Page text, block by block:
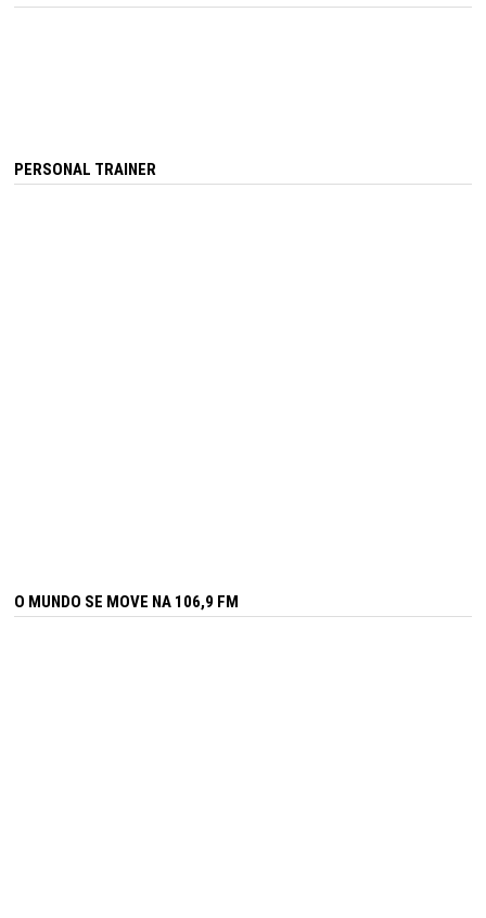
PERSONAL TRAINER
O MUNDO SE MOVE NA 106,9 FM